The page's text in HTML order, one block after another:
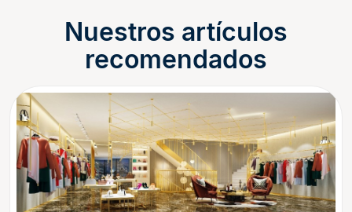
Nuestros artículos
recomendados